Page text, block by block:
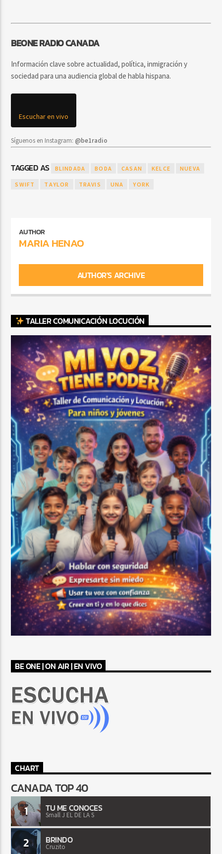
BEONE RADIO CANADA
Información clave sobre actualidad, política, inmigración y
sociedad para una audiencia global de habla hispana.
Escuchar en vivo
Síguenos en Instagram: @be1radio
TAGGED AS BLINDADA BODA CASAN KELCE NUEVA
SWIFT TAYLOR TRAVIS UNA YORK
AUTHOR
MARIA HENAO
AUTHOR'S ARCHIVE
TALLER COMUNICACIÓN LOCUCIÓN
BE ONE | ON AIR | EN VIVO
CHART
CANADA TOP 40
1 TU ME CONOCES
Small J EL DE LA S
2 BRINDO
Cruzito